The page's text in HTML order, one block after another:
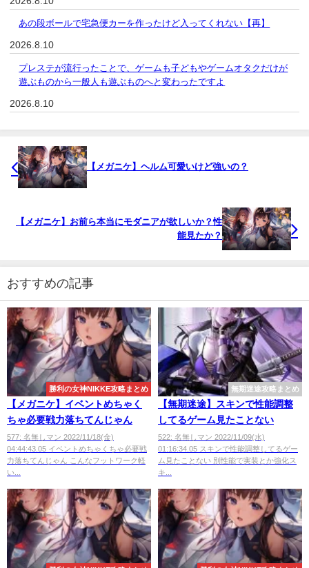
あの段ボールで宅急便カーを作ったけど入ってくれない【再】
2026.8.10
プレステが流行ったことで、ゲームも子どもやゲームオタクだけが
遊ぶものから一般人も遊ぶものへと変わったですよ
2026.8.10
【メガニケ】ヘルム可愛いけど強いの？
【メガニケ】お前ら本当にモダニアが欲しいか？性
能見たか？
おすすめの記事
勝利の女神NIKKE攻略まとめ
【メガニケ】イベントめちゃく
ちゃ必要戦力落ちてんじゃん
577: 名無しマン 2022/11/18(金)
04:44:43.05 イベントめちゃくちゃ必要戦
力落ちてんじゃん こんなフットワーク軽
い...
無期迷途攻略まとめ
【無期迷途】スキンで性能調整
してるゲーム見たことない
522: 名無しマン 2022/11/09(水)
01:16:34.05 スキンで性能調整してるゲー
ム見たことない 別性能で実装とか強化ス
キ...